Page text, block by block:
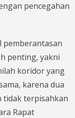
pencegahan
pemberantasan
penting, yakni
koridor yang
karena dua
tidak terpisahkan
Rapat